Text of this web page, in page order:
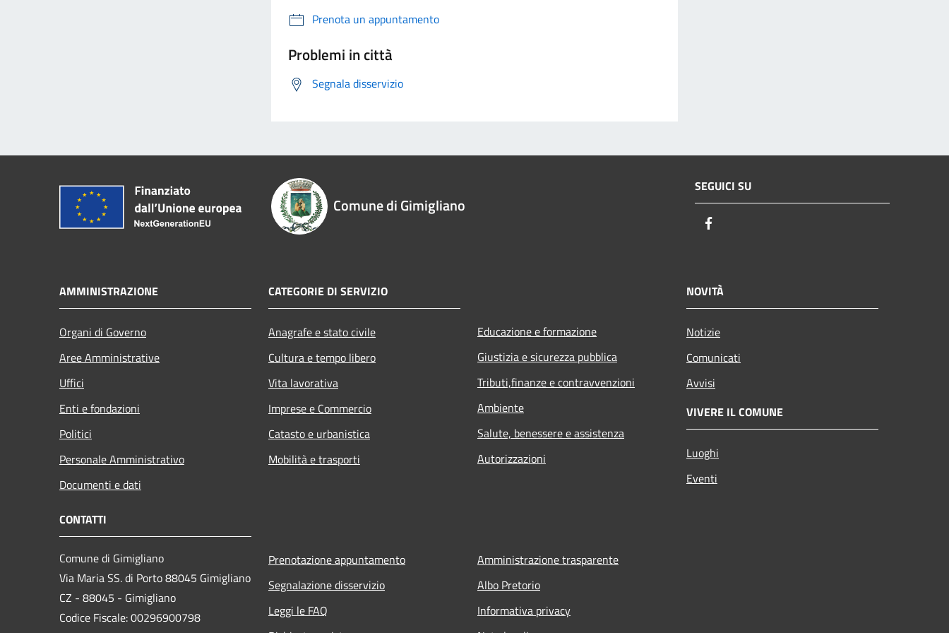
Prenota un appuntamento
Problemi in città
Segnala disservizio
Comune di Gimigliano
SEGUICI SU
AMMINISTRAZIONE
Organi di Governo
Aree Amministrative
Uffici
Enti e fondazioni
Politici
Personale Amministrativo
Documenti e dati
CATEGORIE DI SERVIZIO
Anagrafe e stato civile
Cultura e tempo libero
Vita lavorativa
Imprese e Commercio
Catasto e urbanistica
Mobilità e trasporti
Educazione e formazione
Giustizia e sicurezza pubblica
Tributi,finanze e contravvenzioni
Ambiente
Salute, benessere e assistenza
Autorizzazioni
NOVITÀ
Notizie
Comunicati
Avvisi
VIVERE IL COMUNE
Luoghi
Eventi
CONTATTI
Comune di Gimigliano
Via Maria SS. di Porto 88045 Gimigliano
CZ - 88045 - Gimigliano
Codice Fiscale: 00296900798
Prenotazione appuntamento
Segnalazione disservizio
Leggi le FAQ
Amministrazione trasparente
Albo Pretorio
Informativa privacy